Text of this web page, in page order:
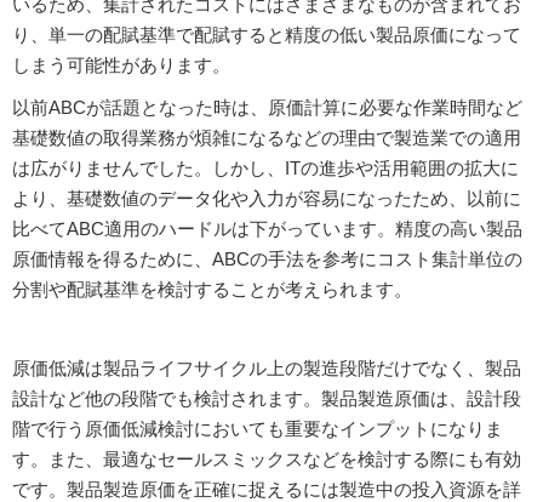
いるため、集計されたコストにはさまざまなものが含まれてお
り、単一の配賦基準で配賦すると精度の低い製品原価になって
しまう可能性があります。
以前ABCが話題となった時は、原価計算に必要な作業時間など
基礎数値の取得業務が煩雑になるなどの理由で製造業での適用
は広がりませんでした。しかし、ITの進歩や活用範囲の拡大に
より、基礎数値のデータ化や入力が容易になったため、以前に
比べてABC適用のハードルは下がっています。精度の高い製品
原価情報を得るために、ABCの手法を参考にコスト集計単位の
分割や配賦基準を検討することが考えられます。
原価低減は製品ライフサイクル上の製造段階だけでなく、製品
設計など他の段階でも検討されます。製品製造原価は、設計段
階で行う原価低減検討においても重要なインプットになりま
す。また、最適なセールスミックスなどを検討する際にも有効
です。製品製造原価を正確に捉えるには製造中の投入資源を詳